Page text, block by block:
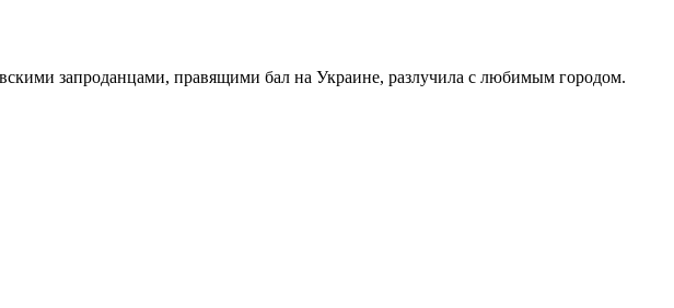
запроданцами, правящими бал на Украине, разлучила с любимым городом.